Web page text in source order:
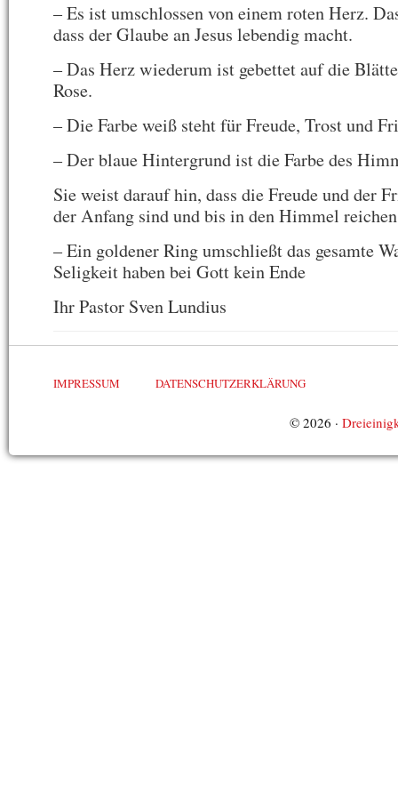
– Es ist umschlossen von einem roten Herz.
dass der Glaube an Jesus lebendig macht.
– Das Herz wiederum ist gebettet auf die
Rose.
– Die Farbe weiß steht für Freude, Trost und
– Der blaue Hintergrund ist die Farbe des
Sie weist darauf hin, dass die Freude und der
der Anfang sind und bis in den Himmel
– Ein goldener Ring umschließt das gesamte
Seligkeit haben bei Gott kein Ende
Ihr Pastor Sven Lundius
IMPRESSUM DATENSCHUTZERKLÄRUNG
© 2026 ·